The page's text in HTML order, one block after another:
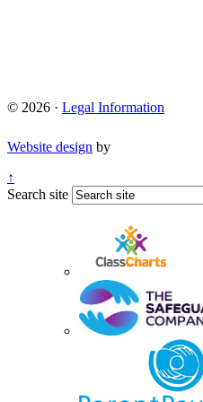
© 2026 · Legal Information
Website design by
↑
Search site